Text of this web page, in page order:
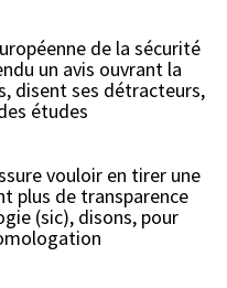
de la sécurité
un avis ouvrant la
disent ses détracteurs,
études
vouloir en tirer une
plus de transparence
(sic), disons, pour